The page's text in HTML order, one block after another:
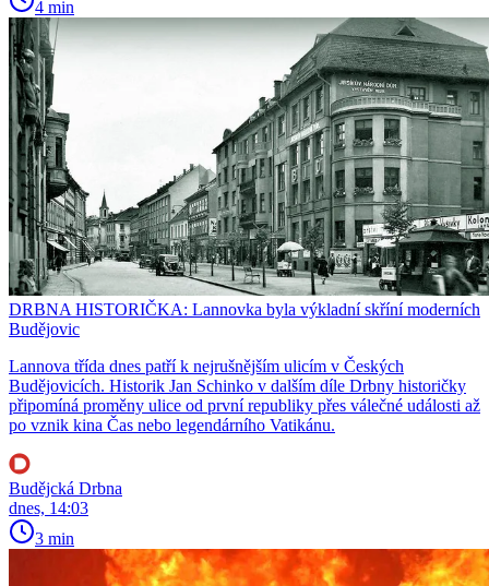
4 min
DRBNA HISTORIČKA: Lannovka byla výkladní skříní moderních
Budějovic
Lannova třída dnes patří k nejrušnějším ulicím v Českých
Budějovicích. Historik Jan Schinko v dalším díle Drbny historičky
připomíná proměny ulice od první republiky přes válečné události až
po vznik kina Čas nebo legendárního Vatikánu.
Budějcká Drbna
dnes, 14:03
3 min